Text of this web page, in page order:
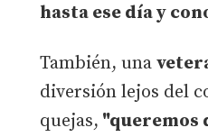
hasta ese día y
También, una
diversión lejos del
quejas, "queremos